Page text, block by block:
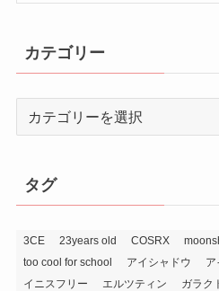
カテゴリー
ー
タグ
3CE 23years old COSRX
too cool for school
アイシャドウ ア
イニスフリー
エルツティン ガラク